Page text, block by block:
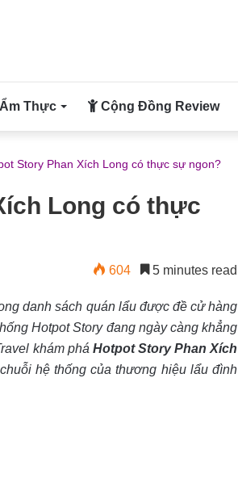
Ẩm Thực Cộng Đồng Review
Story Phan Xích Long có thực sự ngon?
Long có thực
604 5 minutes read
danh sách quán lẩu được đề cử hàng
Hotpot Story đang ngày càng khẳng
khám phá Hotpot Story Phan Xích
hệ thống của thương hiệu lẩu đình